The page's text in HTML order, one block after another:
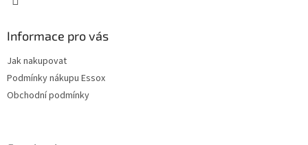
Informace pro vás
Jak nakupovat
Podmínky nákupu Essox
Obchodní podmínky